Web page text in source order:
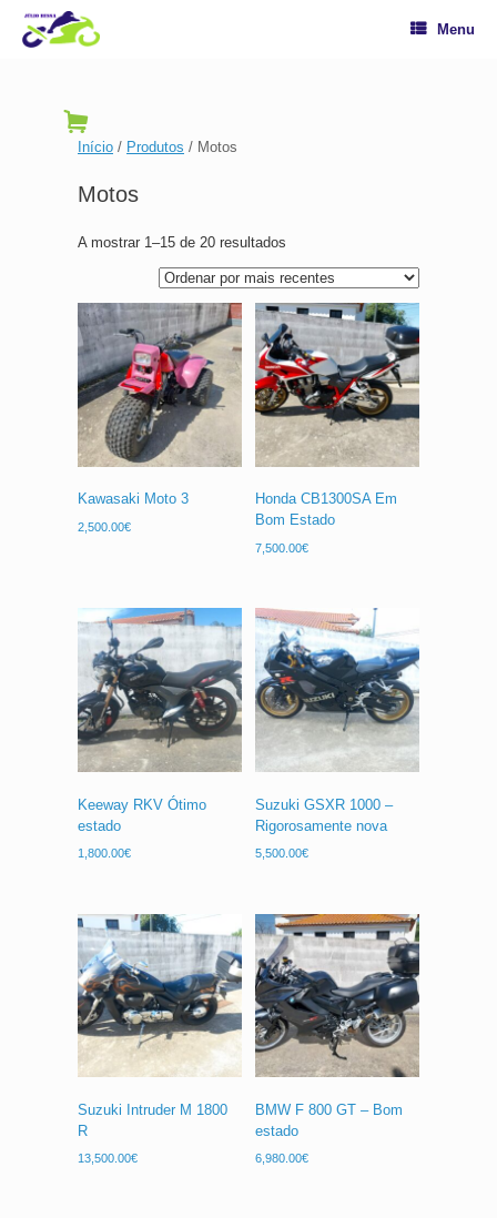
Menu
Início / Produtos / Motos
Motos
A mostrar 1–15 de 20 resultados
Kawasaki Moto 3
2,500.00€
Honda CB1300SA Em
Bom Estado
7,500.00€
Keeway RKV Ótimo
estado
1,800.00€
Suzuki GSXR 1000 –
Rigorosamente nova
5,500.00€
Suzuki Intruder M 1800
R
13,500.00€
BMW F 800 GT – Bom
estado
6,980.00€